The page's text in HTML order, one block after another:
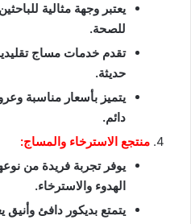
يعتبر وجهة مثالية
للصحة.
تقدم خدمات مساج
حديثة.
يتميز بأسعار مناسبة
دائم.
منتجع الاسترخاء والمساج:
يوفر تجربة فريدة من
الهدوء والاسترخاء.
يتمتع بديكور دافئ وأنيق